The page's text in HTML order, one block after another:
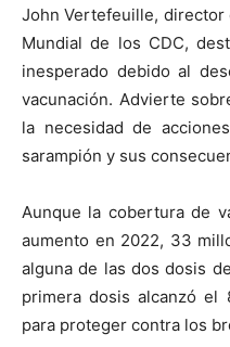
John Vertefeuille, director
Mundial de los CDC,
inesperado debido al
vacunación. Advierte
la necesidad de
sarampión y sus
Aunque la cobertura de
aumento en 2022, 33
alguna de las dos dosis
primera dosis alcanzó el
para proteger contra los